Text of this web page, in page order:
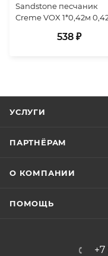
Sandstone песчаник
Creme VOX 1*0,42м
538 ₽
УСЛУГИ
ПАРТНЁРАМ
О КОМПАНИИ
ПОМОЩЬ